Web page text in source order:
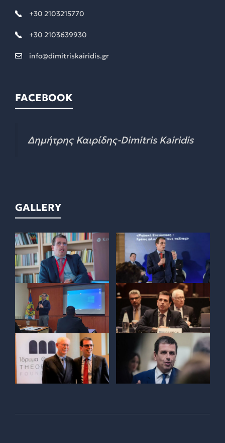
+30 2103215770
+30 2103639930
info@dimitriskairidis.gr
FACEBOOK
Δημήτρης Καιρίδης-Dimitris Kairidis
GALLERY